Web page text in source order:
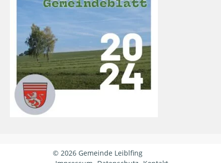
© 2026 Gemeinde Leiblfing